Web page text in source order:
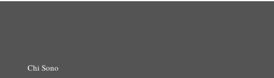
Chi Sono